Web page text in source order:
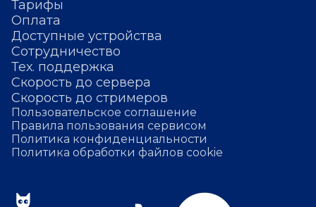
Тарифы
Оплата
Доступные устройства
Сотрудничество
Тех. поддержка
Скорость до сервера
Скорость до стримеров
Пользовательское соглашение
Правила пользования сервисом
Политика конфиденциальности
Политика обработки файлов cookie